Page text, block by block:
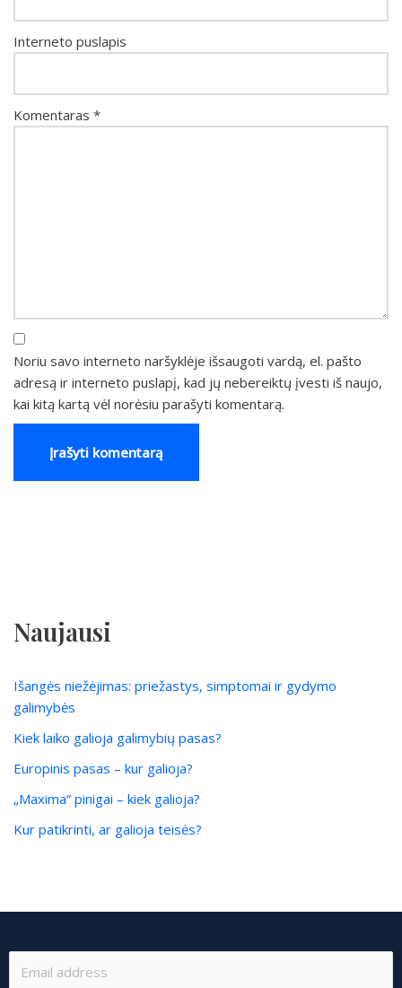
Interneto puslapis
Komentaras *
Noriu savo interneto naršyklėje išsaugoti vardą, el. pašto
adresą ir interneto puslapį, kad jų nebereiktų įvesti iš naujo,
kai kitą kartą vėl norėsiu parašyti komentarą.
Naujausi
Išangės niežėjimas: priežastys, simptomai ir gydymo
galimybės
Kiek laiko galioja galimybių pasas?
Europinis pasas – kur galioja?
„Maxima“ pinigai – kiek galioja?
Kur patikrinti, ar galioja teisės?